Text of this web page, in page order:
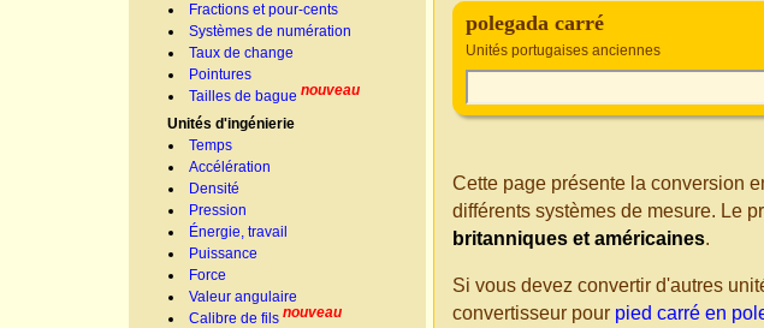
Fractions et pour-cents
Systèmes de numération
Taux de change
Pointures
Tailles de bague nouveau
Unités d'ingénierie
Temps
Accélération
Densité
Pression
Énergie, travail
Puissance
Force
Valeur angulaire
Calibre de fils nouveau
polegada carré
Unités portugaises anciennes
Cette page présente la conversion
différents systèmes de mesure. Le
britanniques et américaines.
Si vous devez convertir d'autres
convertisseur pour pied carré en